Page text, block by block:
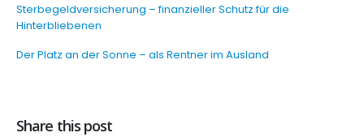
Sterbegeldversicherung – finanzieller Schutz für die
Hinterbliebenen
Der Platz an der Sonne – als Rentner im Ausland
Share this post